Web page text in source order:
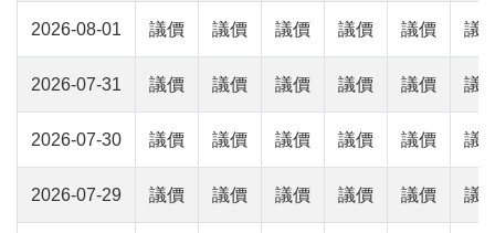
2026-08-01 議價 議價 議價 議價 議價 議
2026-07-31 議價 議價 議價 議價 議價 議
2026-07-30 議價 議價 議價 議價 議價 議
2026-07-29 議價 議價 議價 議價 議價 議